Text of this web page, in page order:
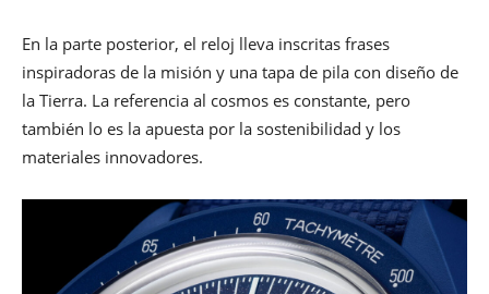
En la parte posterior, el reloj lleva inscritas frases
inspiradoras de la misión y una tapa de pila con diseño de
la Tierra. La referencia al cosmos es constante, pero
también lo es la apuesta por la sostenibilidad y los
materiales innovadores.